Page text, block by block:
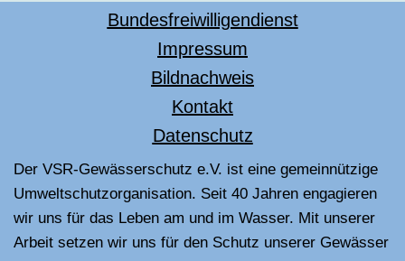
Bundesfreiwilligendienst
Impressum
Bildnachweis
Kontakt
Datenschutz
Der VSR-Gewässerschutz e.V. ist eine gemeinnützige
Umweltschutzorganisation. Seit 40 Jahren engagieren
wir uns für das Leben am und im Wasser. Mit unserer
Arbeit setzen wir uns für den Schutz unserer Gewässer